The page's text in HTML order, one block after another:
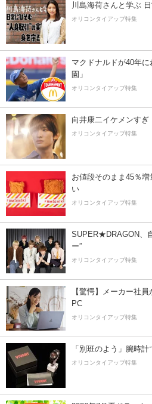
川島海荷さんと学ぶ
オリコンタイアップ特集
マクドナルドが40年
園」
オリコンタイアップ特集
向井康二イケメンすぎ
オリコンタイアップ特集
お値段そのまま45％
い
オリコンタイアップ特集
SUPER★DRAGON、
ー”
オリコンタイアップ特集
【驚愕】メーカー社
PC
オリコンタイアップ特集
「別班のよう」腕時
オリコンタイアップ特集